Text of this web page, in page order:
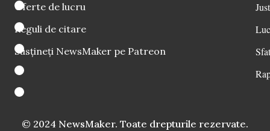
Oferte de lucru
Reguli de citare
Susțineți NewsMaker pe Patreon
© 2024 NewsMaker. Toate drepturile rezervate.